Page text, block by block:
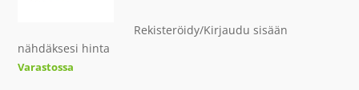
Rekisteröidy/Kirjaudu sisään
nähdäksesi hinta
Varastossa